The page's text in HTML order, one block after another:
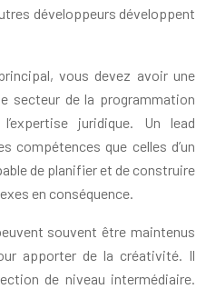
développeurs développent
vous devez avoir une
secteur de la programmation
juridique. Un lead
compétences que celles d’un
de planifier et de construire
en conséquence.
souvent être maintenus
apporter de la créativité. Il
de niveau intermédiaire.